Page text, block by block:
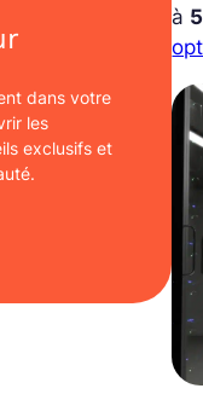
dans votre
les
exclusifs et
à